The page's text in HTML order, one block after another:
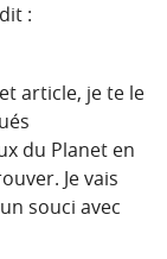
dit :
article, je te le
du Planet en
Je vais
souci avec